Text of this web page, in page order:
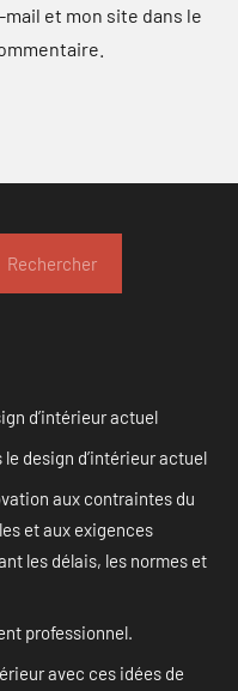
et mon site dans le
Rechercher
d’intérieur actuel
design d’intérieur actuel
aux contraintes du
et aux exigences
les délais, les normes et
professionnel.
avec ces idées de